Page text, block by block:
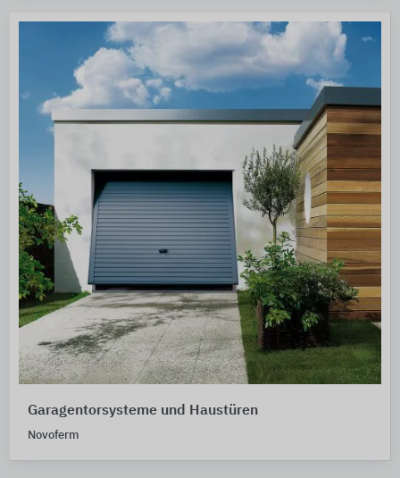
Garagentorsysteme und Haustüren
Novoferm